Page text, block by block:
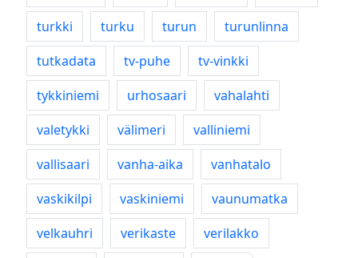
turkki
turku turun
turunlinna
tutkadata
tv-puhe
tv-vinkki
tykkiniemi
urhosaari
vahalahti
valetykki
välimeri
valliniemi
vallisaari
vanha-aika
vanhatalo
vaskikilpi
vaskiniemi
vaunumatka
velkauhri
verikaste verilakko